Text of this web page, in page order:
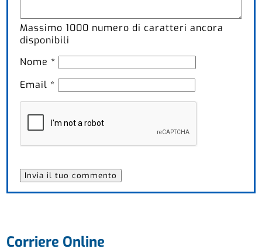
Massimo1000 numero di caratteri ancora
disponibili
Nome *
Email *
Corriere Online